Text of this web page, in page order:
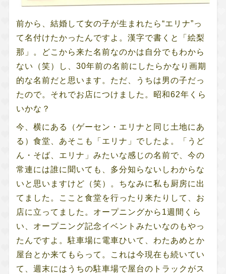
前から、結婚して女の子が生まれたら“エリナ”っ
て名付けたかったんですよ。漢字で書くと「絵梨
那」。どこから来た名前なのかは自分でもわから
ない（笑）し、30年前の名前にしたらかなり画期
的な名前だと思います。ただ、うちは男の子だっ
たので。それでお店につけました。昭和62年くら
いかな？
今、横にある（ゲーセン・エリナと同じ土地にあ
る）食堂、あそこも「エリナ」でしたよ。「うど
ん・そば、エリナ」みたいな感じの名前で、今の
常連には誰に聞いても、多分知らないしわからな
いと思いますけど（笑）。ちなみに私も厨房に出
てました。ここと食堂を行ったり来たりして、お
店に立ってました。オープニングから1週間くら
い、オープニング記念イベントみたいなのもやっ
たんですよ。駐車場に電車ひいて、わたあめとか
屋台とか来てもらって。これは今現在も続いてい
て、週末にはうちの駐車場で屋台のトラックがス